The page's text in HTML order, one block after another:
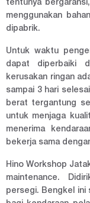
tentunya
menggunakan
dipabrik.
Untuk waktu
dapat diperbaiki
kerusakan ringan
sampai 3 hari
berat tergantung
untuk menjaga
menerima
bekerja sama
Hino Workshop
maintenance.
persegi. Bengkel ini